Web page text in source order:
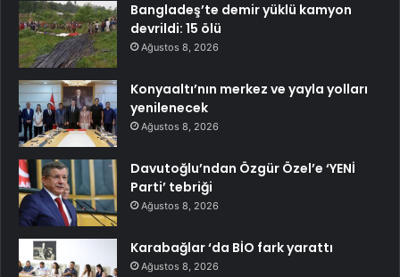
Bangladeş’te demir yüklü kamyon
devrildi: 15 ölü
Ağustos 8, 2026
Konyaaltı’nın merkez ve yayla yolları
yenilenecek
Ağustos 8, 2026
Davutoğlu’ndan Özgür Özel’e ‘YENİ
Parti’ tebriği
Ağustos 8, 2026
Karabağlar ‘da BİO fark yarattı
Ağustos 8, 2026